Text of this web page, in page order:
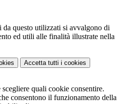
questo utilizzati si avvalgono di
ed utili alle finalità illustrate nella
Accetta tutti i cookies
quali cookie consentire.
consentono il funzionamento della